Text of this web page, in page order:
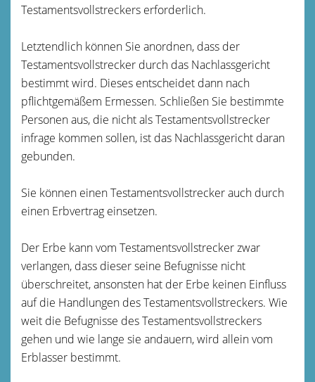
Testamentsvollstreckers erforderlich.
Letztendlich können Sie anordnen, dass der
Testamentsvollstrecker durch das Nachlassgericht
bestimmt wird. Dieses entscheidet dann nach
pflichtgemäßem Ermessen. Schließen Sie bestimmte
Personen aus, die nicht als Testamentsvollstrecker
infrage kommen sollen, ist das Nachlassgericht daran
gebunden.
Sie können einen Testamentsvollstrecker auch durch
einen Erbvertrag einsetzen.
Der Erbe kann vom Testamentsvollstrecker zwar
verlangen, dass dieser seine Befugnisse nicht
überschreitet, ansonsten hat der Erbe keinen Einfluss
auf die Handlungen des Testamentsvollstreckers. Wie
weit die Befugnisse des Testamentsvollstreckers
gehen und wie lange sie andauern, wird allein vom
Erblasser bestimmt.